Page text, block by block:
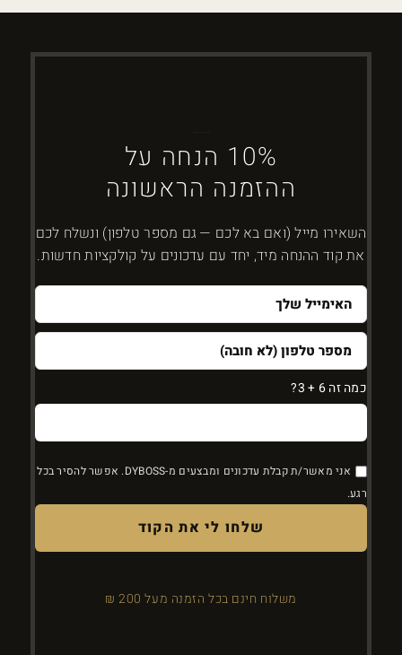
10% הנחה על
ההזמנה הראשונה
השאירו מייל (ואם בא לכם — גם מספר טלפון) ונשלח לכם
את קוד ההנחה מיד, יחד עם עדכונים על קולקציות חדשות.
כמה זה 6 + 3?
אני מאשר/ת קבלת עדכונים ומבצעים מ-DYBOSS. אפשר להסיר בכל
רגע.
משלוח חינם בכל הזמנה מעל 200 ₪